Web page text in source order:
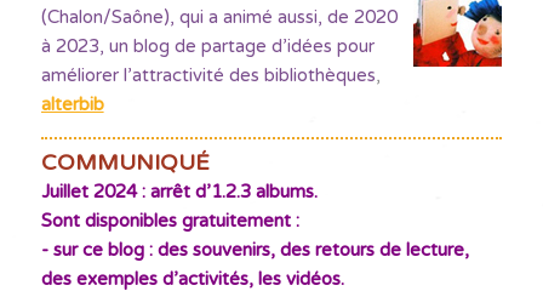
(Chalon/Saône), qui a animé aussi, de 2020
à 2023, un blog de partage d’idées pour
améliorer l’attractivité des bibliothèques,
alterbib
COMMUNIQUÉ
Juillet 2024 : arrêt d’1.2.3 albums.
Sont disponibles gratuitement :
- sur ce blog : des souvenirs, des retours de lecture,
des exemples d’activités, les vidéos.